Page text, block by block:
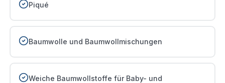
Piqué
Baumwolle und Baumwollmischungen
Weiche Baumwollstoffe für Baby- und